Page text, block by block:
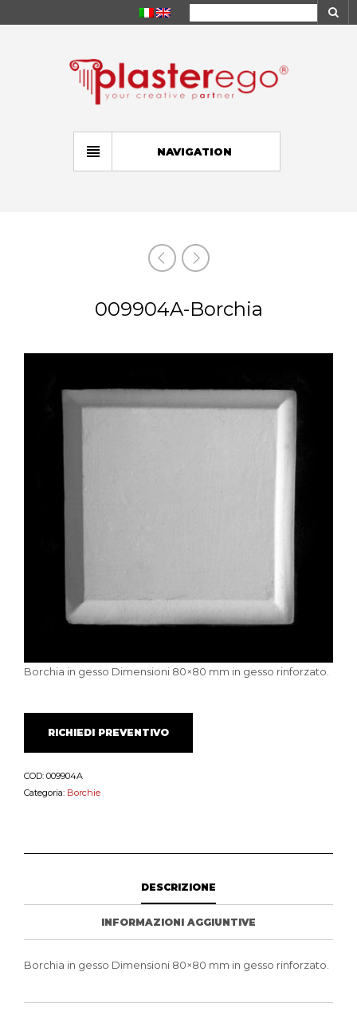
NAVIGATION
009904A-Borchia
Borchia in gesso Dimensioni 80×80 mm in gesso rinforzato.
RICHIEDI PREVENTIVO
COD: 009904A
Categoria: Borchie
DESCRIZIONE
INFORMAZIONI AGGIUNTIVE
Borchia in gesso Dimensioni 80×80 mm in gesso rinforzato.